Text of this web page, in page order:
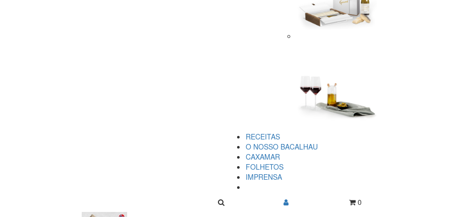
RECEITAS
O NOSSO BACALHAU
CAXAMAR
FOLHETOS
IMPRENSA
0